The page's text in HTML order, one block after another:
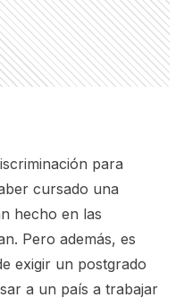
para
cursado una
hecho en las
Pero además, es
exigir un postgrado
a un país a trabajar